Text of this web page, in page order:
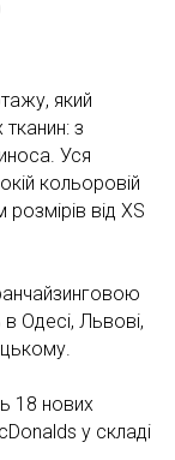
який
тканин: з
Уся
кольоровій
від XS
Одесі, Львові,
18 нових
у складі